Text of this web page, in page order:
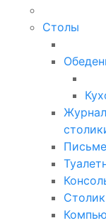
Столы